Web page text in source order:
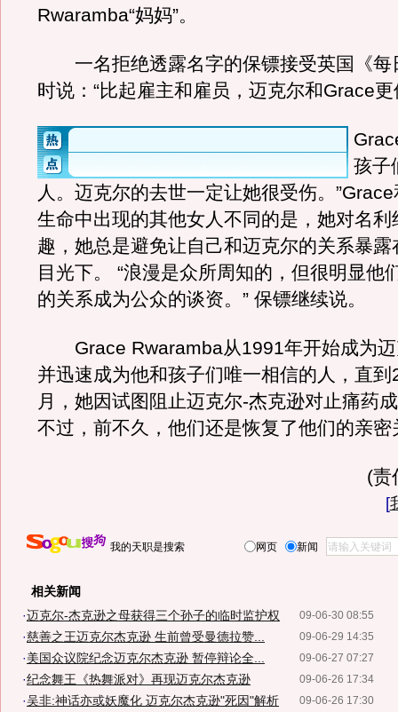
Rwaramba“妈妈”。
一名拒绝透露名字的保镖接受英国《每
时说：“比起雇主和雇员，迈克尔和Grace
孩子
人。迈克尔的去世一定让她很受伤。
生命中出现的其他女人不同的是，她对名利
趣，她总是避免让自己和迈克尔的关系暴露
目光下。 “浪漫是众所周知的，但很明显他
的关系成为公众的谈资。” 保镖继续说。
Grace Rwaramba从1991年开始成为迈
并迅速成为他和孩子们唯一相信的人，直
月，她因试图阻止迈克尔-杰克逊对止痛药
不过，前不久，他们还是恢复了他们的亲密
(责
[
我的天职是搜索 网页 新闻
相关新闻
09-06-30 08:55
·迈克尔-杰克逊之母获得三个孙子的临时监护权
09-06-29 14:35
·慈善之王迈克尔杰克逊 生前曾受曼德拉赞...
09-06-27 07:27
·美国众议院纪念迈克尔杰克逊 暂停辩论全...
09-06-26 17:34
·纪念舞王《热舞派对》再现迈克尔杰克逊
09-06-26 17:30
·吴非:神话亦或妖魔化 迈克尔杰克逊"死因"解析